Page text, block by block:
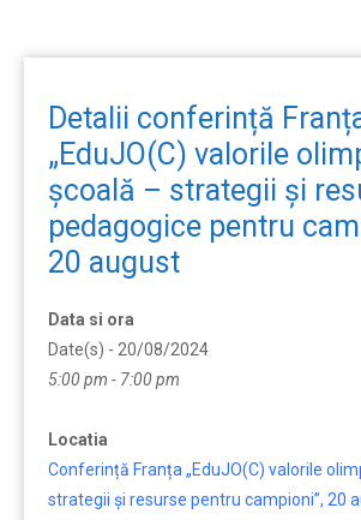
Detalii conferință
„EduJO(C) valorile
școală – strategii și
pedagogice pentru
20 august
Data si ora
Date(s) - 20/08/2024
5:00 pm - 7:00 pm
Locatia
Conferință Franța „EduJO(C) valorile
strategii și resurse pentru campioni”, 20